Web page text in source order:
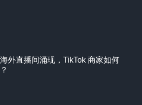
外直播间涌现，TikTok 商家如何